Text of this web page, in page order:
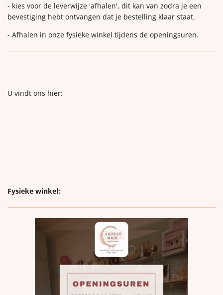
- kies voor de leverwijze 'afhalen', dit kan van zodra je een
bevestiging hebt ontvangen dat je bestelling klaar staat.
- Afhalen in onze fysieke winkel tijdens de openingsuren.
U vindt ons hier:
Fysieke winkel: